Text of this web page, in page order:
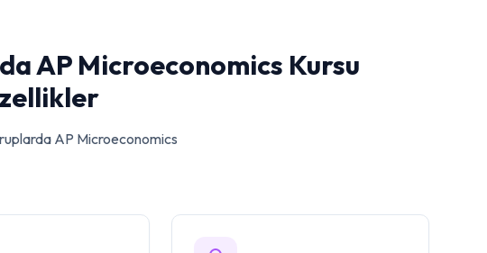
AP Microeconomics Kursu
AP Microeconomics